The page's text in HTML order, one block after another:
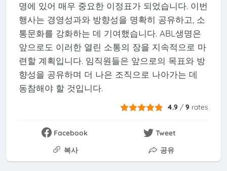
명에 있어 매우 중요한 이정표가 되었습니다. 이번
행사는 경영성과와 방향성을 명확히 공유하고, 소
통문화를 강화하는 데 기여했습니다. ABL생명은
앞으로도 이러한 열린 소통의 장을 지속적으로 마
련할 계획입니다. 임직원들은 앞으로의 목표와 방
향성을 공유하며 더 나은 조직으로 나아가는 데
동참해야 할 것입니다.
4.9 /9 rates
Facebook
Tweet
복사
공유